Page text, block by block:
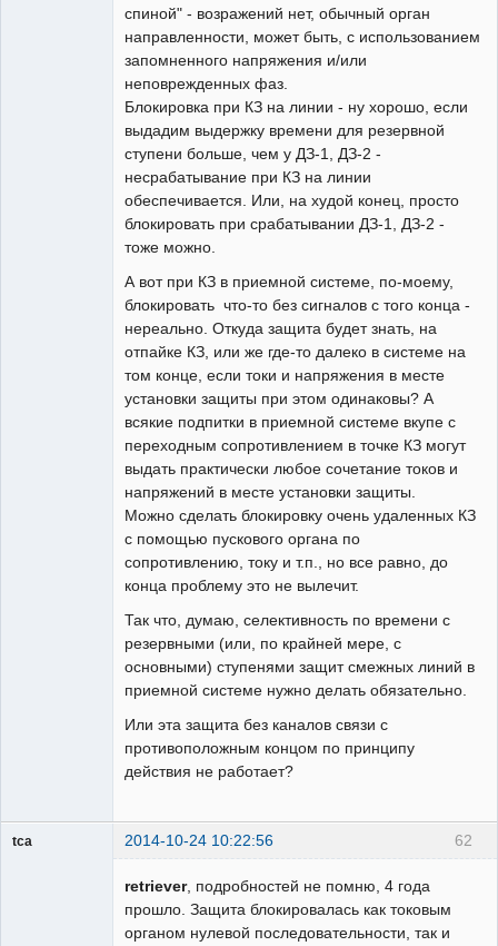
спиной" - возражений нет, обычный орган
направленности, может быть, с использованием
запомненного напряжения и/или
неповрежденных фаз.
Блокировка при КЗ на линии - ну хорошо, если
выдадим выдержку времени для резервной
ступени больше, чем у ДЗ-1, ДЗ-2 -
несрабатывание при КЗ на линии
обеспечивается. Или, на худой конец, просто
блокировать при срабатывании ДЗ-1, ДЗ-2 -
тоже можно.
А вот при КЗ в приемной системе, по-моему,
блокировать что-то без сигналов с того конца -
нереально. Откуда защита будет знать, на
отпайке КЗ, или же где-то далеко в системе на
том конце, если токи и напряжения в месте
установки защиты при этом одинаковы? А
всякие подпитки в приемной системе вкупе с
переходным сопротивлением в точке КЗ могут
выдать практически любое сочетание токов и
напряжений в месте установки защиты.
Можно сделать блокировку очень удаленных КЗ
с помощью пускового органа по
сопротивлению, току и т.п., но все равно, до
конца проблему это не вылечит.
Так что, думаю, селективность по времени с
резервными (или, по крайней мере, с
основными) ступенями защит смежных линий в
приемной системе нужно делать обязательно.
Или эта защита без каналов связи с
противоположным концом по принципу
действия не работает?
62
tca 2014-10-24 10:22:56
retriever, подробностей не помню, 4 года
прошло. Защита блокировалась как токовым
органом нулевой последовательности, так и